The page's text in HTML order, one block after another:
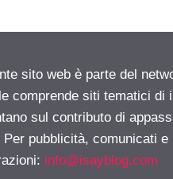
sito web è parte del
comprende siti tematici di
sul contributo di
Per pubblicità, comunicati e
info@isayblog.com